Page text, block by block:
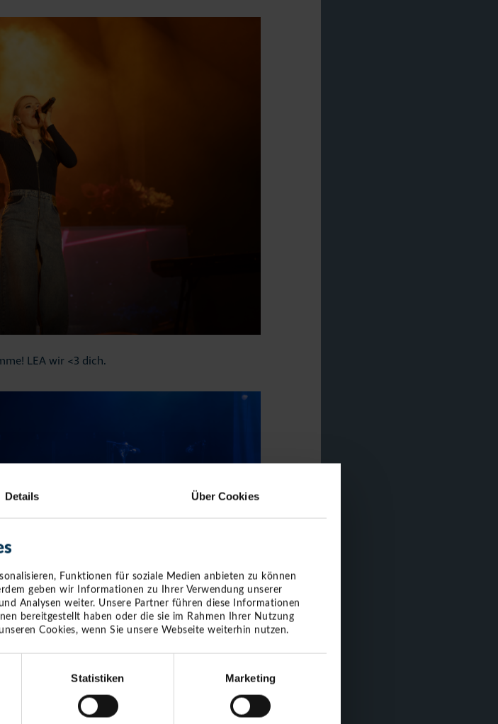
Details Über Cookies
Funktionen für soziale Medien anbieten zu können
geben wir Informationen zu Ihrer Verwendung unserer
Analysen weiter. Unsere Partner führen diese Informationen
bereitgestellt haben oder die sie im Rahmen Ihrer Nutzung
Cookies, wenn Sie unsere Webseite weiterhin nutzen.
Statistiken Marketing
LEA wir <3 dich.